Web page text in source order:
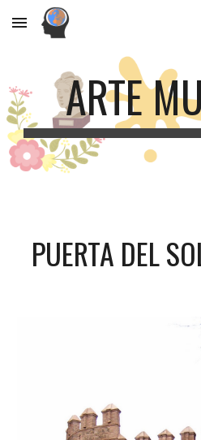
Skip to main content
ARTE
PUERTA DEL